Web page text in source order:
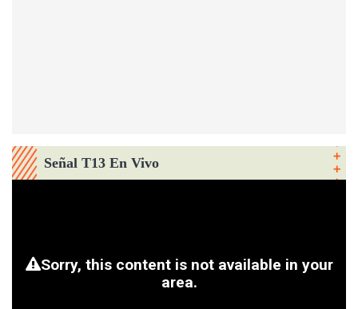
Señal T13 En Vivo